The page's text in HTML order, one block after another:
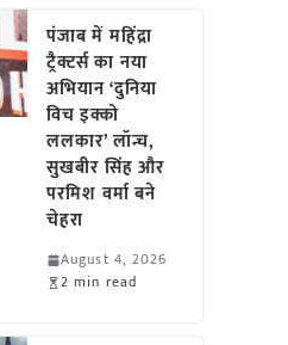
पंजाब में महिंद्रा
ट्रैक्टर्स का नया
अभियान ‘दुनिया
विच इक्को
ललकार’ लॉन्च,
सुखबीर सिंह और
परमिश वर्मा बने
चेहरा
August 4, 2026
2 min read